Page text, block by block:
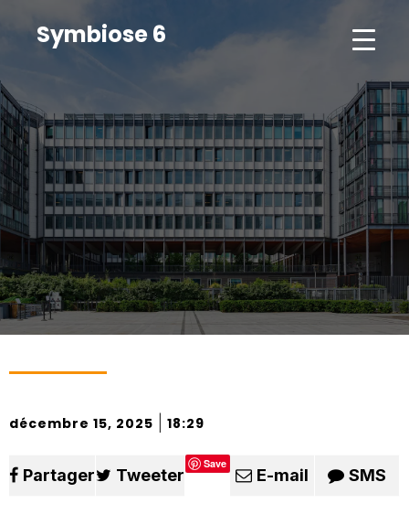
Symbiose 6
décembre 15, 2025 18:29
Partager Tweeter
Save
E-mail SMS